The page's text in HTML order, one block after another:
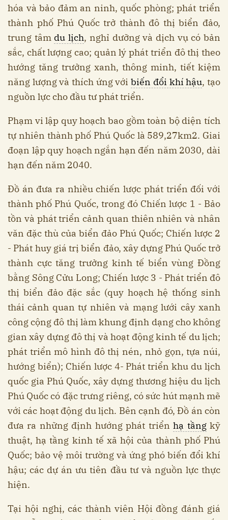
hóa và bảo đảm an ninh, quốc phòng; phát triển
thành phố Phú Quốc trở thành đô thị biển đảo,
trung tâm du lịch, nghỉ dưỡng và dịch vụ có bản
sắc, chất lượng cao; quản lý phát triển đô thị theo
hướng tăng trưởng xanh, thông minh, tiết kiệm
năng lượng và thích ứng vớibiến đổi khí hậu, tạo
nguồn lực cho đầu tư phát triển.
Phạm vi lập quy hoạch bao gồm toàn bộ diện tích
tự nhiên thành phố Phú Quốc là 589,27km2. Giai
đoạn lập quy hoạch ngắn hạn đến năm 2030, dài
hạn đến năm 2040.
Đồ án đưa ra nhiều chiến lược phát triển đối với
thành phố Phú Quốc, trong đó Chiến lược 1 - Bảo
tồn và phát triển cảnh quan thiên nhiên và nhân
văn đặc thù của biển đảo Phú Quốc; Chiến lược 2
- Phát huy giá trị biển đảo, xây dựng Phú Quốc trở
thành cực tăng trưởng kinh tế biển vùng Đồng
bằng Sông Cửu Long; Chiến lược 3 - Phát triển đô
thị biển đảo đặc sắc (quy hoạch hệ thống sinh
thái cảnh quan tự nhiên và mạng lưới cây xanh
công cộng đô thị làm khung định dạng cho không
gian xây dựng đô thị và hoạt động kinh tế du lịch;
phát triển mô hình đô thị nén, nhỏ gọn, tựa núi,
hướng biển); Chiến lược 4- Phát triển khu du lịch
quốc gia Phú Quốc, xây dựng thương hiệu du lịch
Phú Quốc có đặc trưng riêng, có sức hút mạnh mẽ
với các hoạt động du lịch. Bên cạnh đó, Đồ án còn
đưa ra những định hướng phát triểnhạ tầngkỹ
thuật, hạ tầng kinh tế xã hội của thành phố Phú
Quốc; bảo vệ môi trường và ứng phó biến đổi khí
hậu; các dự án ưu tiên đầu tư và nguồn lực thực
hiện.
Tại hội nghị, các thành viên Hội đồng đánh giá